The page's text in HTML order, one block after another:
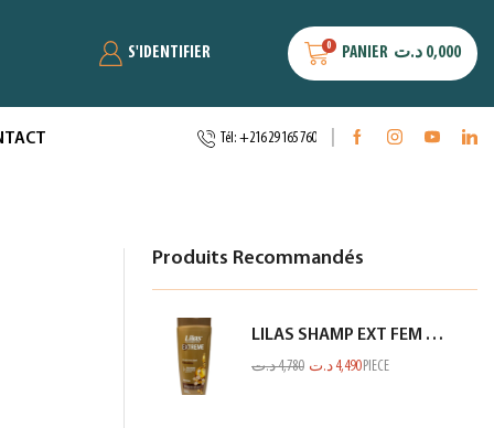
S'IDENTIFIER 0 PANIER 0,000 د.ت
Tél: +216 29 165 760
Produits Recommandés
LILAS SHAMP EXT FEM KERATINE MARRON GOLD 350ML
4,780د.ت 4,490 د.ت PIECE